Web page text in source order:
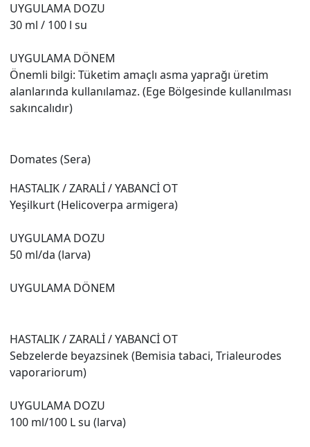
UYGULAMA DOZU
30 ml / 100 l su
UYGULAMA DÖNEM
Önemli bilgi: Tüketim amaçlı asma yaprağı üretim
alanlarında kullanılamaz. (Ege Bölgesinde kullanılması
sakıncalıdır)
Domates (Sera)
HASTALIK / ZARALİ / YABANCİ OT
Yeşilkurt (Helicoverpa armigera)
UYGULAMA DOZU
50 ml/da (larva)
UYGULAMA DÖNEM
HASTALIK / ZARALİ / YABANCİ OT
Sebzelerde beyazsinek (Bemisia tabaci, Trialeurodes
vaporariorum)
UYGULAMA DOZU
100 ml/100 L su (larva)